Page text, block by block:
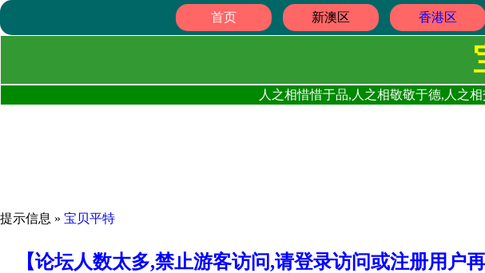
首页 新澳区 香港区
人之相惜惜于品,人之相敬敬于德,人之
提示信息 » 宝贝平特
【论坛人数太多,禁止游客访问,请登录访问或注册用户